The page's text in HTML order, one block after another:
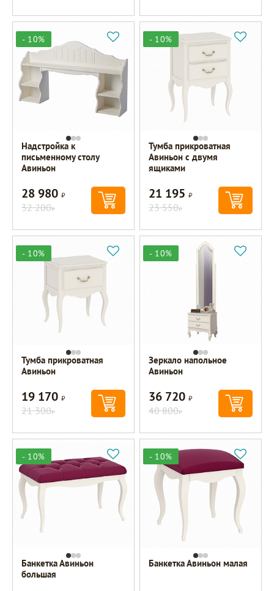
- 10%
Надстройка к
письменному столу
Авиньон
28 980Р
32 200Р
- 10%
Тумба прикроватная
Авиньон с двумя
ящиками
21 195Р
23 550Р
- 10%
Тумба прикроватная
Авиньон
19 170Р
21 300Р
- 10%
Зеркало напольное
Авиньон
36 720Р
40 800Р
- 10%
Банкетка Авиньон
большая
- 10%
Банкетка Авиньон малая